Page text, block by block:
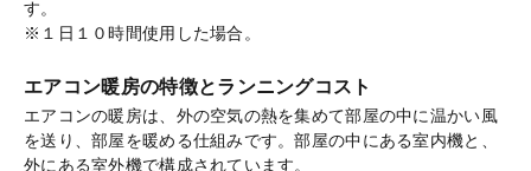
す。
※１日１０時間使用した場合。
エアコン暖房の特徴とランニングコスト
エアコンの暖房は、外の空気の熱を集めて部屋の中に温かい風
を送り、部屋を暖める仕組みです。部屋の中にある室内機と、
外にある室外機で構成されています。